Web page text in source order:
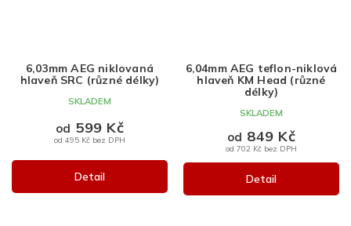
6,03mm AEG niklovaná
hlaveň SRC (různé délky)
SKLADEM
od 495 Kč bez DPH
od 599 Kč
Detail
6,04mm AEG teflon-niklová
hlaveň KM Head (různé
délky)
SKLADEM
od 702 Kč bez DPH
od 849 Kč
Detail